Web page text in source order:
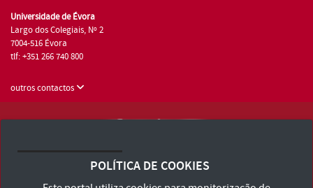
Universidade de Évora
Largo dos Colegiais, Nº 2
7004-516 Évora
tlf: +351 266 740 800
outros contactos
Consulte os Termos e Condições e Política de Privacidade
Declaração de Acessibilidade
POLÍTICA DE COOKIES